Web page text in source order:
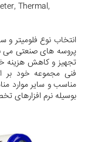
Thermal,
انتخاب نوع فلومیتر و
پروسه های صنعتی می
تجهیز و کاهش هزینه
فنی مجموعه خود بر
مناسب و سایر موارد
بوسیله نرم افزارهای